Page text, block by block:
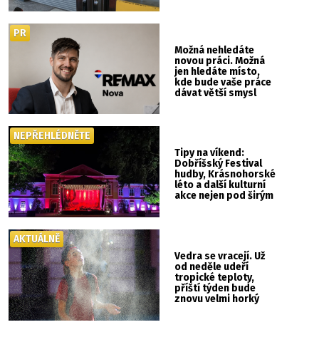
Možná nehledáte
novou práci. Možná
jen hledáte místo,
kde bude vaše práce
dávat větší smysl
PR
Tipy na víkend:
Dobříšský Festival
hudby, Krásnohorské
léto a další kulturní
akce nejen pod širým
NEPŘEHLÉDNĚTE
Vedra se vracejí. Už
od neděle udeří
tropické teploty,
příští týden bude
znovu velmi horký
AKTUÁLNĚ